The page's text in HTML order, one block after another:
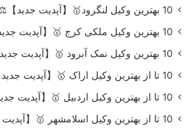
10 بهترین وکیل لنگرود🥇【آپدیت جدید】⚖️
10 بهترین وکیل ملکی کرج 🥇【آپدیت جدید】⚖️
10 بهترین وکیل نمک آبرود 🥇【آپدیت جدید】⚖️
10 تا از بهترین وکیل اراک 🥇【آپدیت جدید】⚖️
10 تا از بهترین وکیل اردبیل 🥇【آپدیت جدید】
10 تا از بهترین وکیل اسلامشهر 🥇【آپدیت جدید】